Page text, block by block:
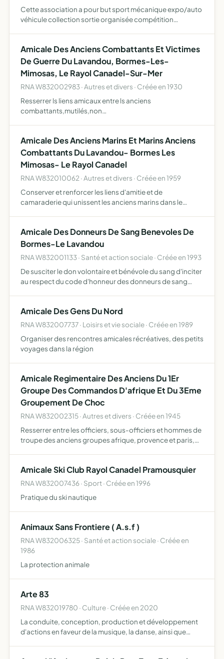
Cette association a pour but sport mécanique expo/auto
véhicule collection sortie organisée compétition
Amicale Des Anciens Combattants Et Victimes
De Guerre Du Lavandou, Bormes-Les-
Mimosas, Le Rayol Canadel-Sur-Mer
RNA W832002983 · Autres et divers · Créée en 1930
Resserrer ls liens amicaux entre ls anciens
combattants,mutilés,non
guerre prendre la défense de leurs intérêts généraux leur
donn…
Amicale Des Anciens Marins Et Marins Anciens
Combattants Du Lavandou- Bormes Les
Mimosas- Le Rayol Canadel
RNA W832010062 · Autres et divers · Créée en 1959
Conserver et renforcer les liens d'amitie et de
camaraderie qui unissent les anciens marins dans le
assister se…
Amicale Des Donneurs De Sang Benevoles De
Bormes-Le Lavandou
RNA W832001133 · Santé et action sociale · Créée en 1993
De susciter le don volontaire et bénévole du sang d'inciter
au respect du code d'honneur des donneurs de sang
béné…
Amicale Des Gens Du Nord
RNA W832007737 · Loisirs et vie sociale · Créée en 1989
Organiser des rencontres amicales récréatives, des petits
voyages dans la région
Amicale Regimentaire Des Anciens Du 1Er
Groupe Des Commandos D'afrique Et Du 3Eme
Groupement De Choc
RNA W832002315 · Autres et divers · Créée en 1945
Resserrer entre les officiers, sous-officiers et hommes de
troupe des anciens groupes afrique, provence et paris,
Amicale Ski Club Rayol Canadel Pramousquier
RNA W832007436 · Sport · Créée en 1996
Pratique du ski nautique
Animaux Sans Frontiere ( A.s.f )
RNA W832006325 · Santé et action sociale · Créée en
1986
La protection animale
Arte 83
RNA W832019780 · Culture · Créée en 2020
La conduite, conception, production et développement
d'actions en faveur de la musique, la danse, ainsi que